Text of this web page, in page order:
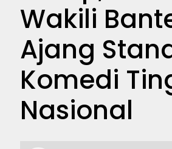
Wakili
Ajang
Komedi
Nasional